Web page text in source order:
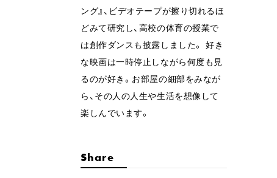
ング』、ビデオテープが擦り切れるほ
どみて研究し、高校の体育の授業で
は創作ダンスも披露しました。 好き
な映画は一時停止しながら何度も見
るのが好き。お部屋の細部をみなが
ら、その人の人生や生活を想像して
楽しんでいます。
Share